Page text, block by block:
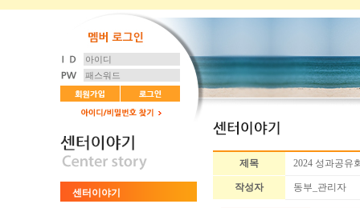
센터이야기
제목 2024 성과공유
작성자 동부_관리자